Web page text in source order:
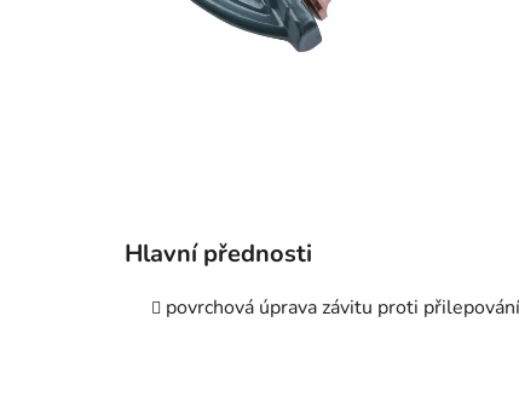
Hlavní přednosti
povrchová úprava závitu proti